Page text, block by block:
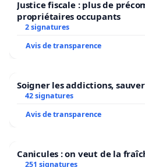
Justice fiscale : plus de
propriétaires occupants
2 signatures
Avis de transparence
Soigner les addictions,
42 signatures
Avis de transparence
Canicules : on veut de la
251 signatures